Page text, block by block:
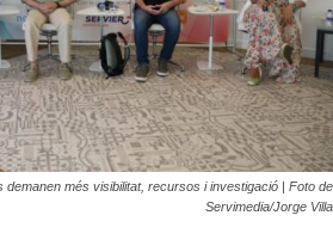
més visibilitat, recursos i investigació | Foto de
Servimedia/Jorge Villa